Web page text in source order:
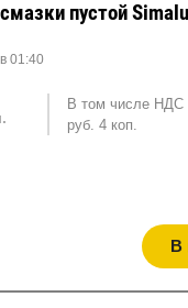
пустой
01:40
В том числе НДС
руб. 4 коп.
В